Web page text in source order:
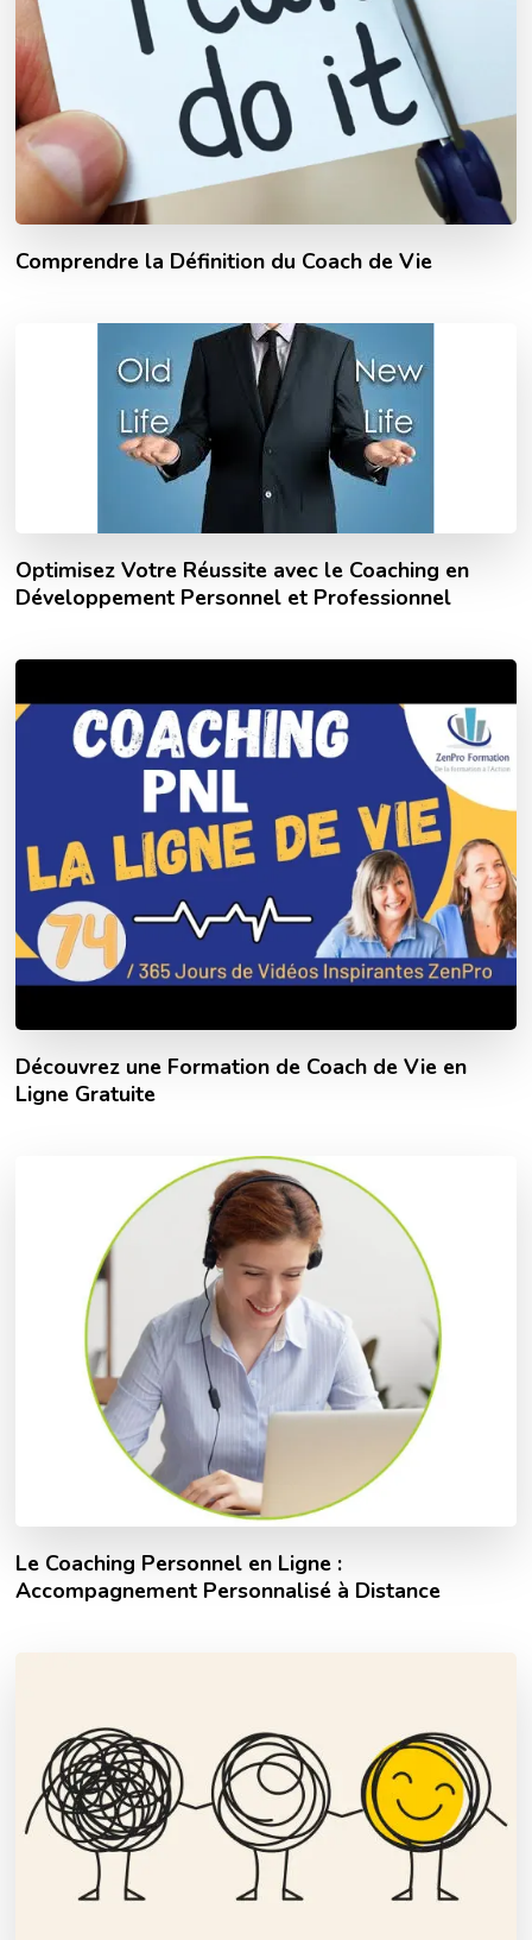
Comprendre la Définition du Coach de Vie
Optimisez Votre Réussite avec le Coaching en
Développement Personnel et Professionnel
Découvrez une Formation de Coach de Vie en
Ligne Gratuite
Le Coaching Personnel en Ligne :
Accompagnement Personnalisé à Distance